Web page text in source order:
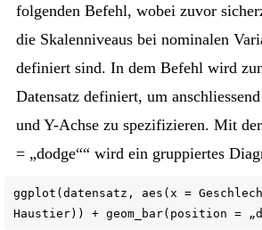
folgenden Befehl, wobei zuvor
die Skalenniveaus bei nominalen
definiert sind. In dem Befehl wird
Datensatz definiert, um
und Y-Achse zu spezifizieren. Mit
= „dodge““ wird ein gruppiertes
ggplot(datensatz, aes(x =
Haustier)) + geom_bar(position =